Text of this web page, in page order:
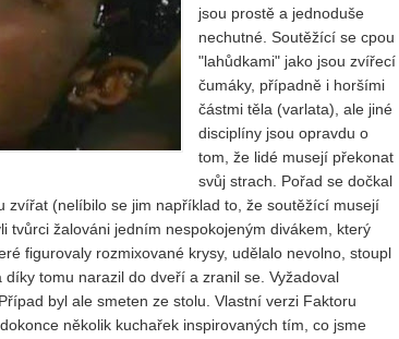
jsou prostě a jednoduše
nechutné. Soutěžící se cpou
"lahůdkami" jako jsou zvířecí
čumáky, případně i horšími
částmi těla (varlata), ale jiné
disciplíny jsou opravdu o
tom, že lidé musejí překonat
svůj strach. Pořad se dočkal
zvířat (nelíbilo se jim například to, že soutěžící musejí
tvůrci žalováni jedním nespokojeným divákem, který
figurovaly rozmixované krysy, udělalo nevolno, stoupl
tomu narazil do dveří a zranil se. Vyžadoval
byl ale smeten ze stolu. Vlastní verzi Faktoru
několik kuchařek inspirovaných tím, co jsme